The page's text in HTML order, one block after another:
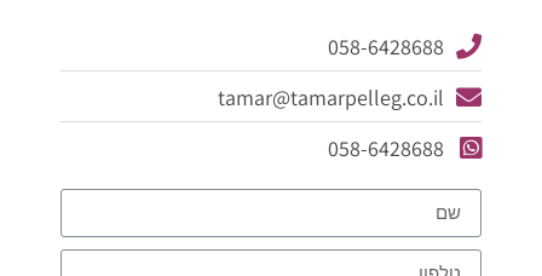
058-6428688
tamar@tamarpelleg.co.il
058-6428688